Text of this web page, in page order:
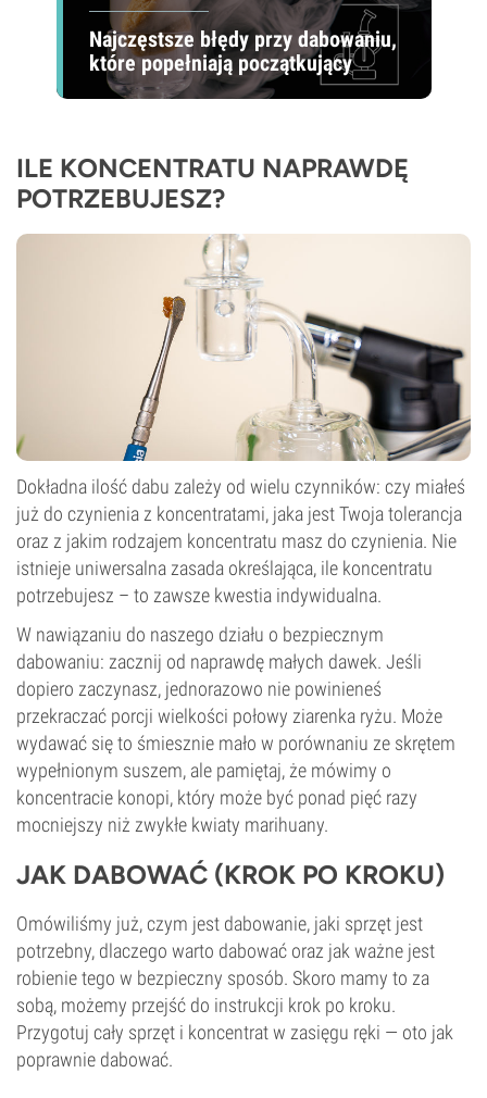
Najczęstsze błędy przy dabowaniu,
które popełniają początkujący
ILE KONCENTRATU NAPRAWDĘ
POTRZEBUJESZ?
Dokładna ilość dabu zależy od wielu czynników: czy miałeś
już do czynienia z koncentratami, jaka jest Twoja tolerancja
oraz z jakim rodzajem koncentratu masz do czynienia. Nie
istnieje uniwersalna zasada określająca, ile koncentratu
potrzebujesz – to zawsze kwestia indywidualna.
W nawiązaniu do naszego działu o bezpiecznym
dabowaniu: zacznij od naprawdę małych dawek. Jeśli
dopiero zaczynasz, jednorazowo nie powinieneś
przekraczać porcji wielkości połowy ziarenka ryżu. Może
wydawać się to śmiesznie mało w porównaniu ze skrętem
wypełnionym suszem, ale pamiętaj, że mówimy o
koncentracie konopi, który może być ponad pięć razy
mocniejszy niż zwykłe kwiaty marihuany.
JAK DABOWAĆ (KROK PO KROKU)
Omówiliśmy już, czym jest dabowanie, jaki sprzęt jest
potrzebny, dlaczego warto dabować oraz jak ważne jest
robienie tego w bezpieczny sposób. Skoro mamy to za
sobą, możemy przejść do instrukcji krok po kroku.
Przygotuj cały sprzęt i koncentrat w zasięgu ręki — oto jak
poprawnie dabować.